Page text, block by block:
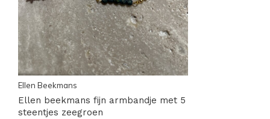
Ellen Beekmans
Ellen beekmans fijn armbandje met 5
steentjes zeegroen